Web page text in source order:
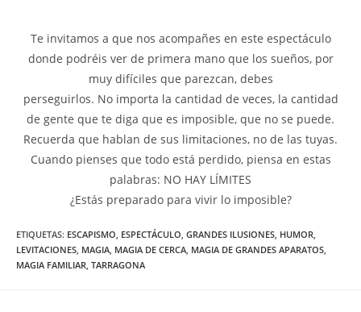
Te invitamos a que nos acompañes en este espectáculo
donde podréis ver de primera mano que los sueños, por
muy difíciles que parezcan, debes
perseguirlos. No importa la cantidad de veces, la cantidad
de gente que te diga que es imposible, que no se puede.
Recuerda que hablan de sus limitaciones, no de las tuyas.
Cuando pienses que todo está perdido, piensa en estas
palabras: NO HAY LÍMITES
¿Estás preparado para vivir lo imposible?
ETIQUETAS: ESCAPISMO ESPECTÁCULO GRANDES ILUSIONES HUMOR
LEVITACIONES MAGIA MAGIA DE CERCA MAGIA DE GRANDES APARATOS
MAGIA FAMILIAR TARRAGONA